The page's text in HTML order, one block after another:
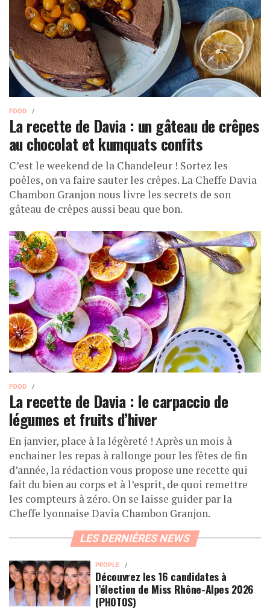
FOOD
La recette de Davia : un gâteau de crêpes
au chocolat et kumquats confits
C’est le weekend de la Chandeleur ! Sortez les
poêles, on va faire sauter les crêpes. La Cheffe Davia
Chambon Granjon nous livre les secrets de son
gâteau de crêpes aussi beau que bon.
FOOD
La recette de Davia : le carpaccio de
légumes et fruits d’hiver
En janvier, place à la légèreté ! Après un mois à
enchainer les repas à rallonge pour les fêtes de fin
d’année, la rédaction vous propose une recette qui
fait du bien au corps et à l’esprit, de quoi remettre
les compteurs à zéro. On se laisse guider par la
Cheffe lyonnaise Davia Chambon Granjon.
LES DERNIÈRES NEWS
PEOPLE
Découvrez les 16 candidates à
l’élection de Miss Rhône-Alpes 2026
(PHOTOS)